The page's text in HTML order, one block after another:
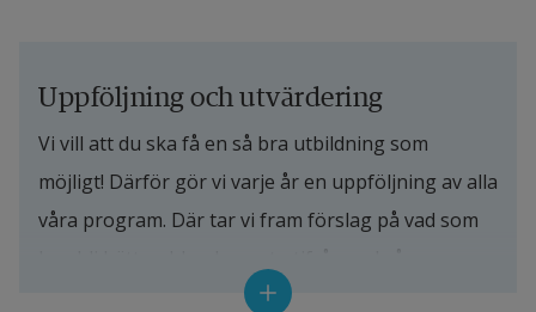
Uppföljning och utvärdering
Vi vill att du ska få en så bra utbildning som
möjligt! Därför gör vi varje år en uppföljning av alla
våra program. Där tar vi fram förslag på vad som
studenter tycker om sina kurser och sin utbildning.